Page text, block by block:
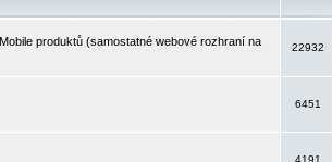
produktů (samostatné webové rozhraní na
22932
6451
4191